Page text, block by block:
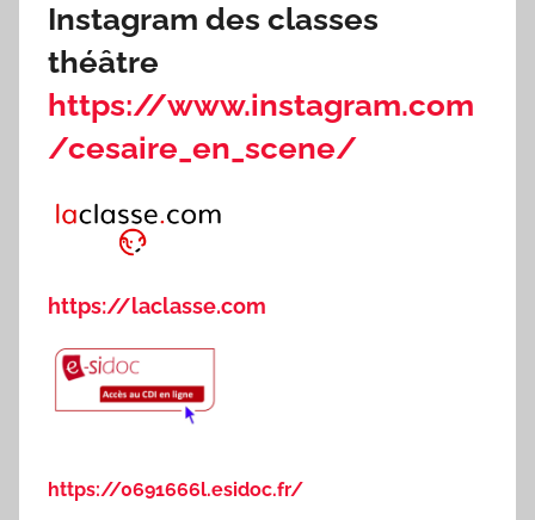
Instagram des classes
théâtre
https://www.instagram.com
/cesaire_en_scene/
https://laclasse.com
https://0691666l.esidoc.fr/